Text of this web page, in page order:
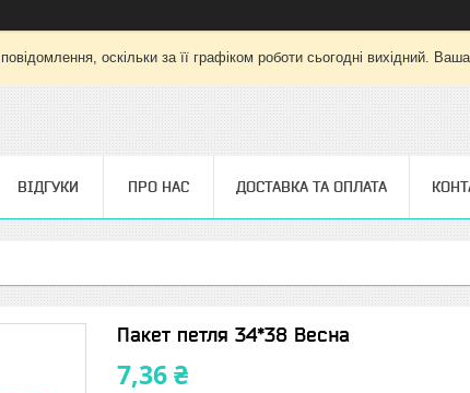
оскільки за її графіком роботи сьогодні вихідний.
ВІДГУКИ ПРО НАС ДОСТАВКА ТА ОПЛАТА
Пакет петля 34*38 Весна
7,36 ₴